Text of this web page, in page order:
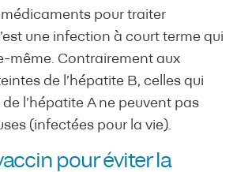
médicaments pour traiter
une infection à court terme qui
même. Contrairement aux
de l’hépatite B, celles qui
l’hépatite A ne peuvent pas
(infectées pour la vie).
pour éviter la